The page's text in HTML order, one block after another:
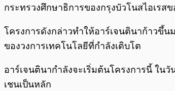
พร้อมเล่น
กระทรวงศึกษาธิการของกรุงบัวโนสไอเรส
โครงการดังกล่าวทำให้อาร์เจนตินาก้าวขึ้น
ของวงการเทคโนโลยีที่กำลังเติบโต
อาร์เจนตินากำลังจะเริ่มต้นโครงการนี้ ใน
เชนเป็นหลัก